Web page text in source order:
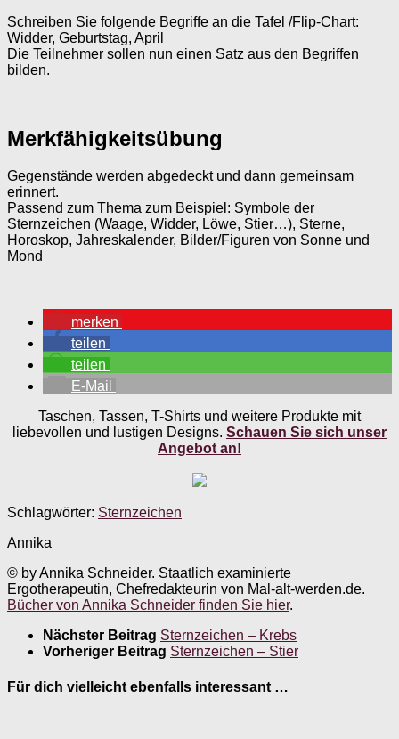
Schreiben Sie folgende Begriffe an die Tafel /Flip-Chart:
Widder, Geburtstag, April
Die Teilnehmer sollen nun einen Satz aus den Begriffen
bilden.
Merkfähigkeitsübung
Gegenstände werden abgedeckt und dann gemeinsam
erinnert.
Passend zum Thema zum Beispiel: Symbole der
Sternzeichen (Waage, Widder, Löwe, Stier…), Sterne,
Horoskop, Jahreskalender, Bilder/Figuren von Sonne und
Mond
merken
teilen
teilen
E-Mail
Taschen, Tassen, T-Shirts und weitere Produkte mit
liebevollen und lustigen Designs. Schauen Sie sich unser
Angebot an!
Schlagwörter: Sternzeichen
Annika
© by Annika Schneider. Staatlich examinierte
Ergotherapeutin, Chefredakteurin von Mal-alt-werden.de.
Bücher von Annika Schneider finden Sie hier.
Nächster Beitrag Sternzeichen – Krebs
Vorheriger Beitrag Sternzeichen – Stier
Für dich vielleicht ebenfalls interessant …